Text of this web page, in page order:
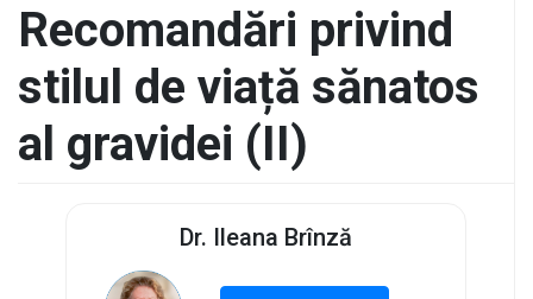
Recomandări privind
stilul de viață sănatos
al gravidei (II)
Dr. Ileana Brînză